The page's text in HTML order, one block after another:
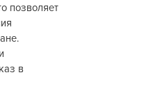
позволяет
в